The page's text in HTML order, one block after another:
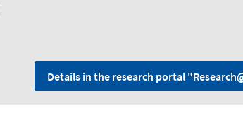
Details in the research portal